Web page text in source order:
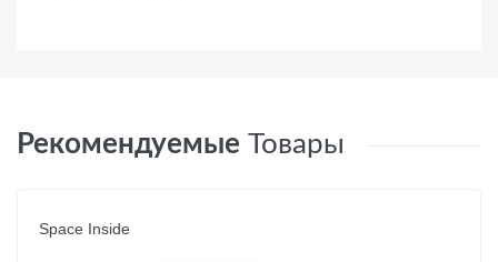
Рекомендуемые Товары
Space Inside